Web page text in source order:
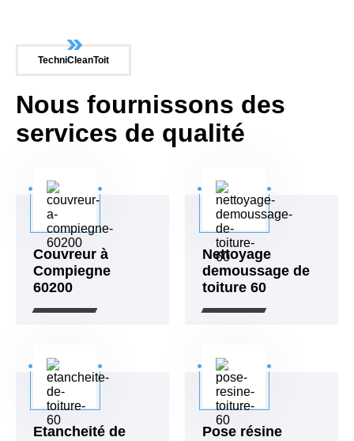
TechniCleanToit
Nous fournissons des
services de qualité
Couvreur à
Compiegne
60200
Nettoyage
demoussage de
toiture 60
Etancheité de
Pose résine